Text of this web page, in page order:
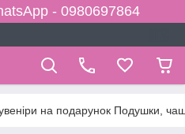
- 0980697864
на подарунок Подушки,